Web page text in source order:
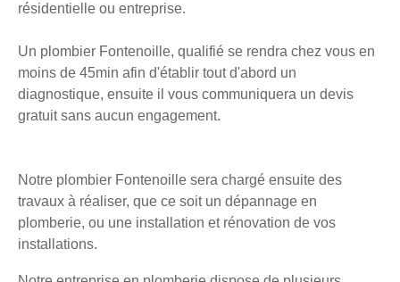
résidentielle ou entreprise.
Un plombier Fontenoille, qualifié se rendra chez vous en
moins de 45min afin d'établir tout d'abord un
diagnostique, ensuite il vous communiquera un devis
gratuit sans aucun engagement.
Notre plombier Fontenoille sera chargé ensuite des
travaux à réaliser, que ce soit un dépannage en
plomberie, ou une installation et rénovation de vos
installations.